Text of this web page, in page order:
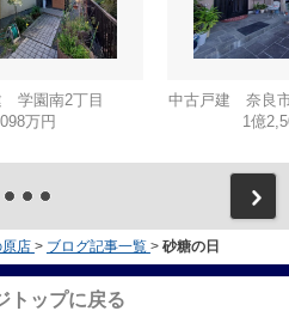
学園南2丁目
万円
中古戸建 奈良
1億
店 > ブログ記事一覧 > 砂糖の日
トップに戻る